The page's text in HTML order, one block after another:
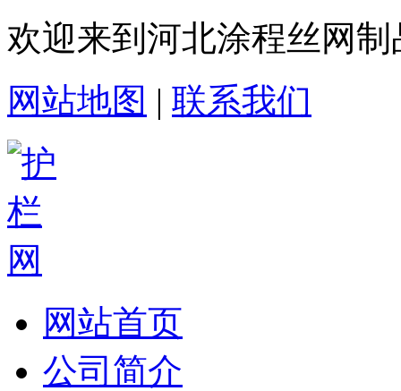
欢迎来到河北涂程丝网
网站地图 | 联系我们
网站首页
公司简介